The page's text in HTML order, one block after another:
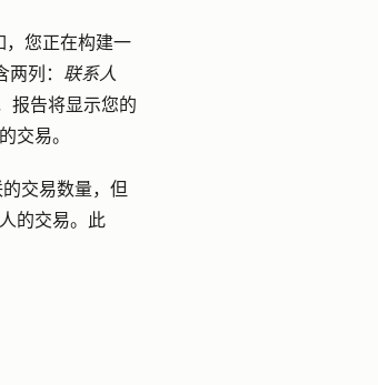
，您正在构建一
列： 联系人
报告将显示您的
交易。
交易数量，但
的交易。此